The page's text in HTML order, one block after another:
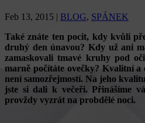
Feb 13, 2015 | BLOG, SPÁNEK
Také znáte ten pocit, kdy kvůli
druhý den únavou? Kdy už ani
zamaskovali tmavé kruhy pod
marně počítáte ovečky? Kvalitní a
není samozřejmostí. Na jeho
jste si dali k večeři. Přinášíme
provždy vyzrát na probdělé noci.